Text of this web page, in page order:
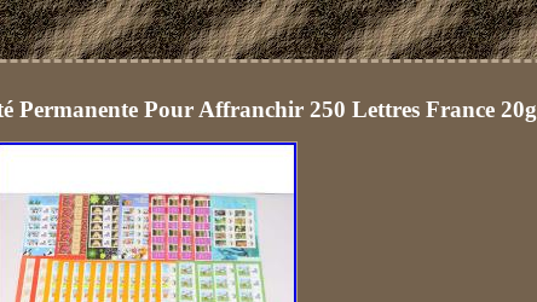
Permanente Pour Affranchir 250 Lettres France 20g